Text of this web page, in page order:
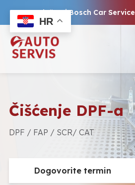
Ovlašteni Bosch Car Service
Čišćenje DPF-a
DPF / FAP / SCR/ CAT
Dogovorite termin
HR